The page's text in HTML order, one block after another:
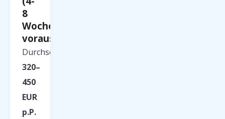
8
Wochen
voraus)
Durchschnittlich
320–
450
EUR
p.P.